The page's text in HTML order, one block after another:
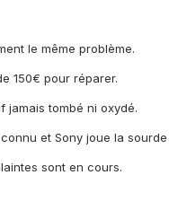
le même problème.
150€ pour réparer.
jamais tombé ni oxydé.
et Sony joue la sourde
sont en cours.